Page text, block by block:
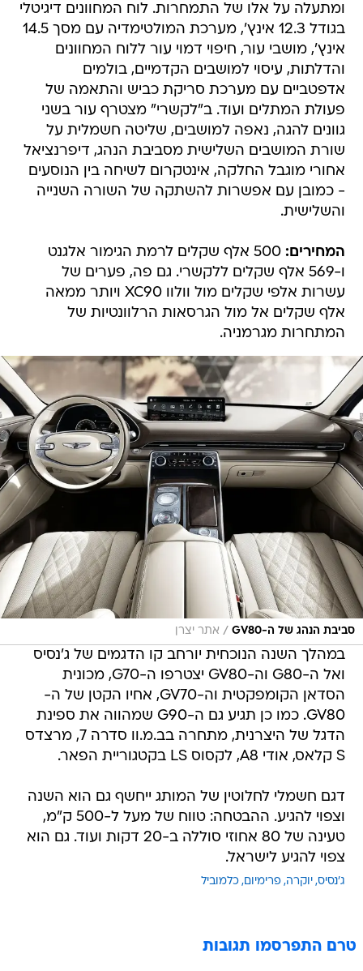
ומתעלה על אלו של התמחרות. לוח המחוונים דיגיטלי
בגודל 12.3 אינץ', מערכת המולטימדיה עם מסך 14.5
אינץ', מושבי עור, חיפוי דמוי עור ללוח המחוונים
והדלתות, עיסוי למושבים הקדמיים, בולמים
אדפטביים עם מערכת סריקת כביש והתאמה של
פעולת המתלים ועוד. ב"לקשרי" מצטרף עור בשני
גוונים להגה, נאפה למושבים, שליטה חשמלית על
שורת המושבים השלישית מסביבת הנהג, דיפרנציאל
אחורי מוגבל החלקה, אינטקרום לשיחה בין הנוסעים
- כמובן עם אפשרות להשתקה של השורה השנייה
והשלישית.
המחירים:
500 אלף שקלים לרמת הגימור אלגנט
ו-569 אלף שקלים ללקשרי. גם פה, פערים של
עשרות אלפי שקלים מול וולוו XC90 ויותר ממאה
אלף שקלים אל מול הגרסאות הרלוונטיות של
המתחרות מגרמניה.
סביבת הנהג של ה-GV80 / אתר יצרן
במהלך השנה הנוכחית יורחב קו הדגמים של ג'נסיס
ואל ה-G80 וה-GV80 יצטרפו ה-G70, מכונית
הסדאן הקומפקטית וה-GV70, אחיו הקטן של ה-
GV80. כמו כן תגיע גם ה-G90 שמהווה את ספינת
הדגל של היצרנית, מתחרה בב.מ.וו סדרה 7, מרצדס
S קלאס, אודי A8, לקסוס LS בקטגוריית הפאר.
דגם חשמלי לחלוטין של המותג ייחשף גם הוא השנה
וצפוי להגיע. ההבטחה: טווח של מעל ל-500 ק"מ,
טעינה של 80 אחוזי סוללה ב-20 דקות ועוד. גם הוא
צפוי להגיע לישראל.
ג'נסיס יוקרה פרימיום כלמוביל
טרם התפרסמו תגובות